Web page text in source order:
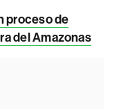
proceso de
del Amazonas